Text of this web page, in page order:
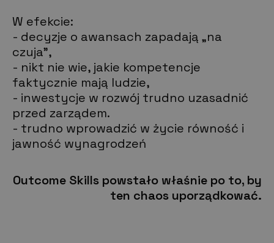
W efekcie:
- decyzje o awansach zapadają „na
czuja”,
- nikt nie wie, jakie kompetencje
faktycznie mają ludzie,
- inwestycje w rozwój trudno uzasadnić
przed zarządem.
- trudno wprowadzić w życie równość i
jawność wynagrodzeń
Outcome Skills powstało właśnie po to, by
ten chaos uporządkować.